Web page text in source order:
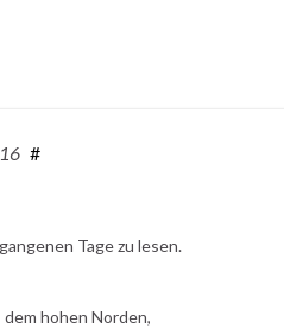
#
Tage zu lesen.
hohen Norden,